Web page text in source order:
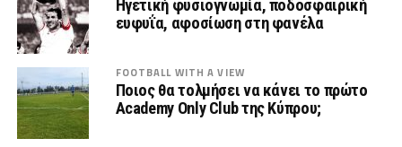
Hγετική φυσιογνωμία, ποδοσφαιρική
ευφυΐα, αφοσίωση στη φανέλα
FOOTBALL WITH A VIEW
Ποιος θα τολμήσει να κάνει το πρώτο
Academy Only Club της Κύπρου;